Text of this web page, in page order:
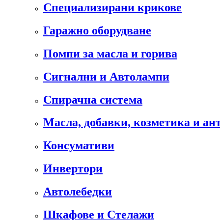
Специализирани крикове
Гаражно оборудване
Помпи за масла и горива
Сигнални и Автолампи
Спирачна система
Масла, добавки, козметика и
Консумативи
Инвертори
Автолебедки
Шкафове и Стелажи